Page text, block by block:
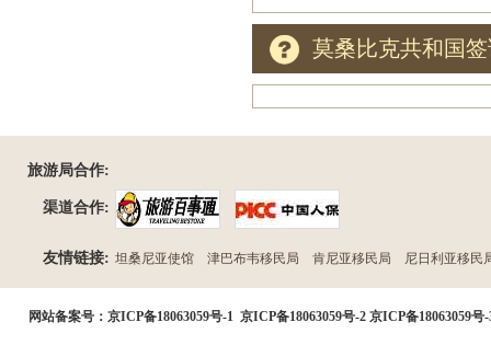
莫桑比克共和国
旅游局合作:
渠道合作:
友情链接: 坦桑尼亚使馆 津巴布韦移民局 肯尼亚移民局 尼日利亚移民
网站备案号： 京ICP备18063059号-1 京ICP备18063059号-2 京ICP备18063059号-